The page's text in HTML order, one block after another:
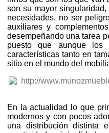
son su mayor
necesidades, no ser
auxiliares y
desempeñando una tarea
puesto que aunque
características tanto en
sitio en el mundo del
En la actualidad lo que
modernos y con pocos
una distribución distinta